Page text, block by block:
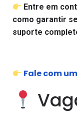
Entre em
como garantir
suporte
Fale com